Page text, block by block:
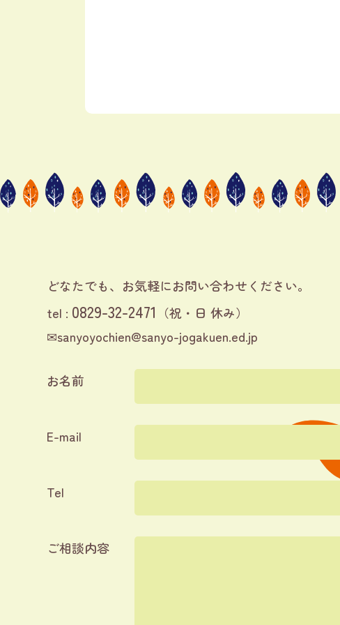
どなたでも、お気軽にお問い合わせください。
tel : 0829-32-2471 （祝・日 休み）
✉sanyoyochien@sanyo-jogakuen.ed.jp
お名前
E-mail
Tel
ご相談内容